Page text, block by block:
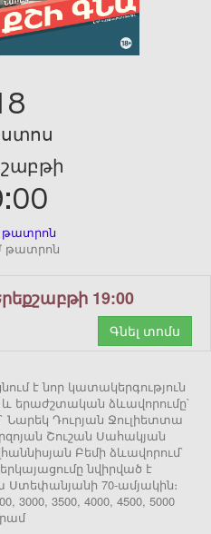
թատրոն
թատրոն
19:00
Գնել տոմս
է նոր կատակերգություն
և երաժշտական ձևավորումը`
Նարեկ Դուրյան Ջուլիետտա
Շուշան Սահակյան
Բեմի ձևավորում`
նվիրված է
Ստեփանյանի 70-ամյակին։
3000, 3500, 4000, 4500, 5000